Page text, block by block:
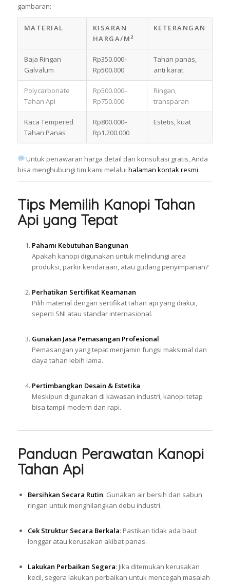
gambaran:
MATERIAL
KISARAN
HARGA/M²
KETERANGAN
Baja Ringan
Galvalum
Rp350.000–
Rp500.000
Tahan panas,
anti karat
Polycarbonate
Tahan Api
Rp500.000–
Rp750.000
Ringan,
transparan
Kaca Tempered
Tahan Panas
Rp800.000–
Rp1.200.000
Estetis, kuat
Untuk penawaran harga detail dan konsultasi gratis, Anda
bisa menghubungi tim kami melalui halaman kontak resmi.
Tips Memilih Kanopi Tahan
Api yang Tepat
Pahami Kebutuhan Bangunan
Apakah kanopi digunakan untuk melindungi area
produksi, parkir kendaraan, atau gudang penyimpanan?
Perhatikan Sertifikat Keamanan
Pilih material dengan sertifikat tahan api yang diakui,
seperti SNI atau standar internasional.
Gunakan Jasa Pemasangan Profesional
Pemasangan yang tepat menjamin fungsi maksimal dan
daya tahan lebih lama.
Pertimbangkan Desain & Estetika
Meskipun digunakan di kawasan industri, kanopi tetap
bisa tampil modern dan rapi.
Panduan Perawatan Kanopi
Tahan Api
Bersihkan Secara Rutin: Gunakan air bersih dan sabun
ringan untuk menghilangkan debu industri.
Cek Struktur Secara Berkala: Pastikan tidak ada baut
longgar atau kerusakan akibat panas.
Lakukan Perbaikan Segera: Jika ditemukan kerusakan
kecil, segera lakukan perbaikan untuk mencegah masalah